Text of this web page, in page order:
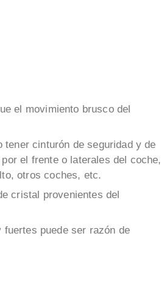
el movimiento brusco del
cinturón de seguridad y de
el frente o laterales del coche,
otros coches, etc.
cristal provenientes del
puede ser razón de